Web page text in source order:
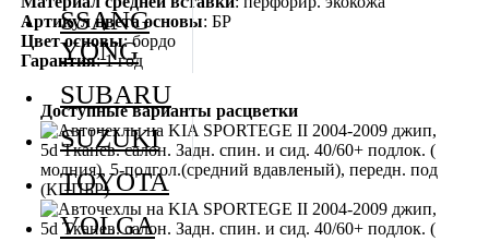
Артикул цвета основы: БР
Цвет основы: бордо
Гарантия: 1 год
Доступные варианты расцветки
SSANG
YONG
SUBARU
SUZUKI
TOYOTA
VOLGA